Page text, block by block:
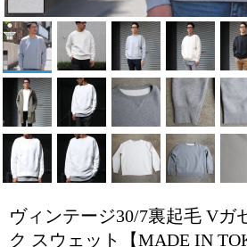
ヴィンテージ30/7裏起毛 Vガ
ク スウェット【MADE IN